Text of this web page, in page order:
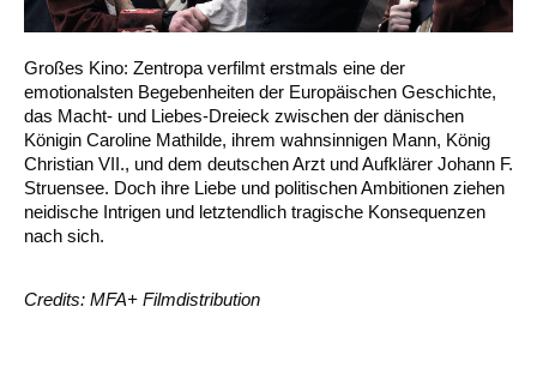
Großes Kino: Zentropa verfilmt erstmals eine der
emotionalsten Begebenheiten der Europäischen Geschichte,
das Macht- und Liebes-Dreieck zwischen der dänischen
Königin Caroline Mathilde, ihrem wahnsinnigen Mann, König
Christian VII., und dem deutschen Arzt und Aufklärer Johann F.
Struensee. Doch ihre Liebe und politischen Ambitionen ziehen
neidische Intrigen und letztendlich tragische Konsequenzen
nach sich.
Credits: MFA+ Filmdistribution